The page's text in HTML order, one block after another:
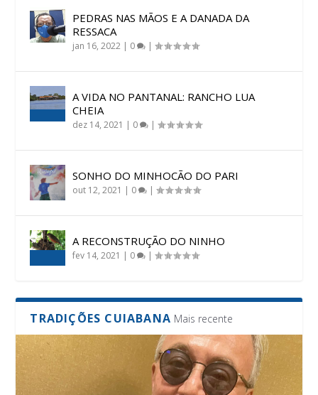
PEDRAS NAS MÃOS E A DANADA DA
RESSACA
jan 16, 2022 | 0 |
A VIDA NO PANTANAL: RANCHO LUA
CHEIA
dez 14, 2021 | 0 |
SONHO DO MINHOCÃO DO PARI
out 12, 2021 | 0 |
A RECONSTRUÇÃO DO NINHO
fev 14, 2021 | 0 |
TRADIÇÕES CUIABANA Mais recente